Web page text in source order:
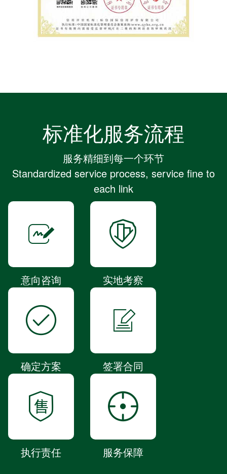
标准化服务流程
服务精细到每一个环节
Standardized service process, service fine to
each link
意向咨询 实地考察
确定方案 签署合同
执行责任 服务保障